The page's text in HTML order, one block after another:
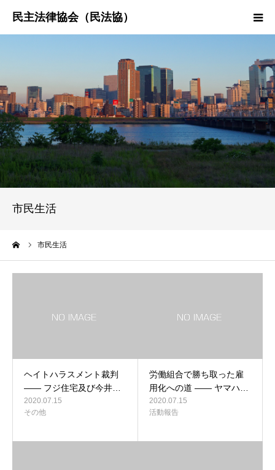
市民生活
市民生活
ヘイトハラスメント裁判
―― フジ住宅及び今井…
2020.07.15
その他
労働組合で勝ち取った雇
用化への道 ―― ヤマハ…
2020.07.15
活動報告
民法協とは
民主法律時報
決議・声明・意見書